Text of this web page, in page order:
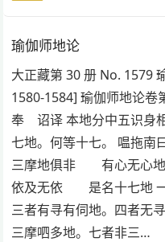
瑜伽师地论
大正藏第 30 册 No. 1579
1580-1584] 瑜伽师地论卷
奉 诏译 本地分中五识身
七地。何等十七。 嗢拖
三摩地俱非 有心无心
依及无依 是名十七地 一
三者有寻有伺地。四者无
三摩呬多地。七者非三…